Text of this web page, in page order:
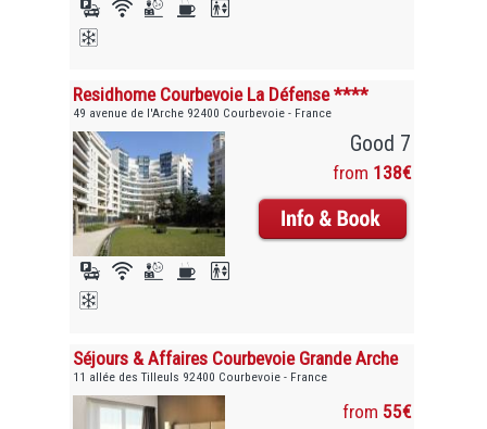
Residhome Courbevoie La Défense ****
49 avenue de l'Arche 92400 Courbevoie - France
Good 7
from 138€
Séjours & Affaires Courbevoie Grande Arche
11 allée des Tilleuls 92400 Courbevoie - France
from 55€